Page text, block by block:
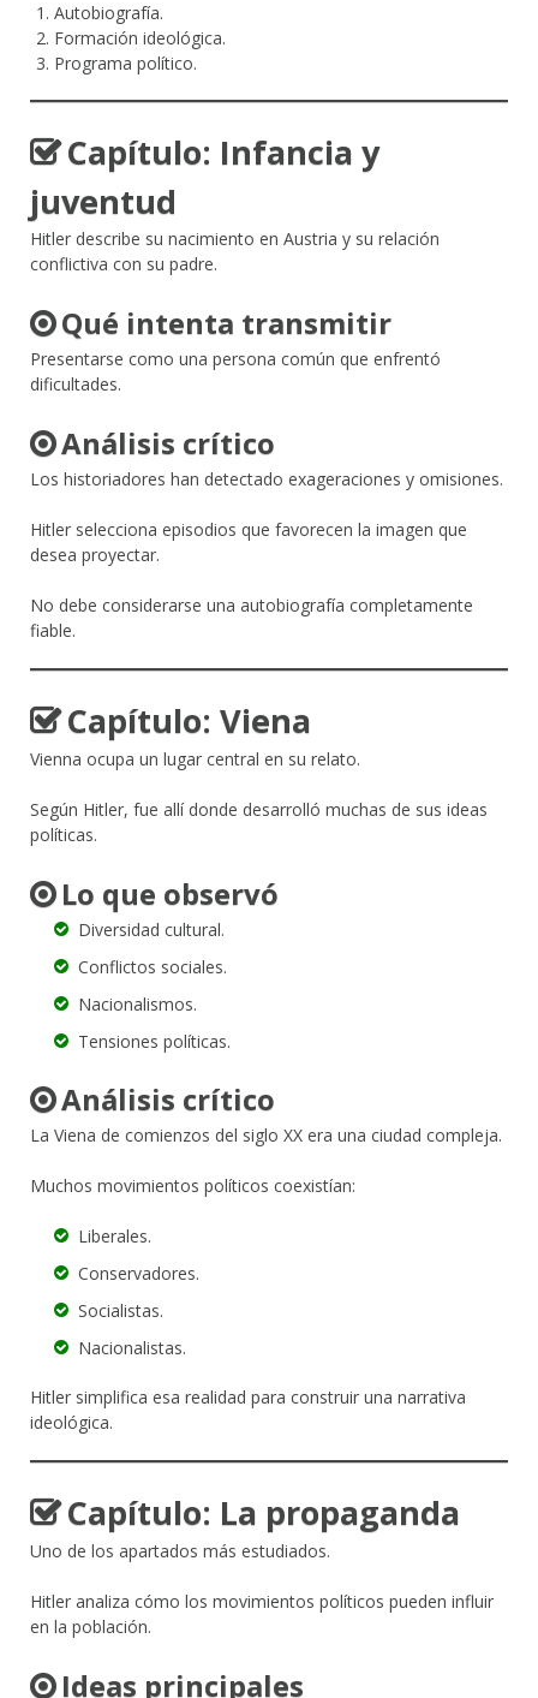
Autobiografía.
Formación ideológica.
Programa político.
Capítulo: Infancia y
juventud
Hitler describe su nacimiento en Austria y su relación
conflictiva con su padre.
Qué intenta transmitir
Presentarse como una persona común que enfrentó
dificultades.
Análisis crítico
Los historiadores han detectado exageraciones y omisiones.
Hitler selecciona episodios que favorecen la imagen que
desea proyectar.
No debe considerarse una autobiografía completamente
fiable.
Capítulo: Viena
Vienna ocupa un lugar central en su relato.
Según Hitler, fue allí donde desarrolló muchas de sus ideas
políticas.
Lo que observó
Diversidad cultural.
Conflictos sociales.
Nacionalismos.
Tensiones políticas.
Análisis crítico
La Viena de comienzos del siglo XX era una ciudad compleja.
Muchos movimientos políticos coexistían:
Liberales.
Conservadores.
Socialistas.
Nacionalistas.
Hitler simplifica esa realidad para construir una narrativa
ideológica.
Capítulo: La propaganda
Uno de los apartados más estudiados.
Hitler analiza cómo los movimientos políticos pueden influir
en la población.
Ideas principales